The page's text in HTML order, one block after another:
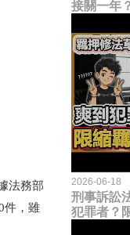
法務部
件，雖
接關一年
題？
2026-06-18
刑事訴訟
犯罪者？